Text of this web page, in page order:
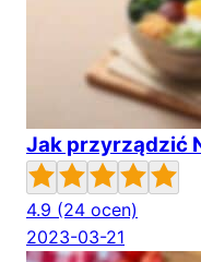
Jak przyrządzić
4.9 (24 ocen)
2023-03-21